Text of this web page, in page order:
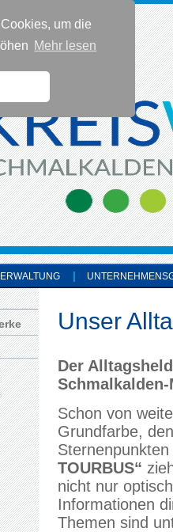
um die
Mehr lesen
0 36 83 - 40 91 0
Unser
Der
Schon von
Grundfarbe,
TOURBUS“
nicht nur
Informationen
Themen sind